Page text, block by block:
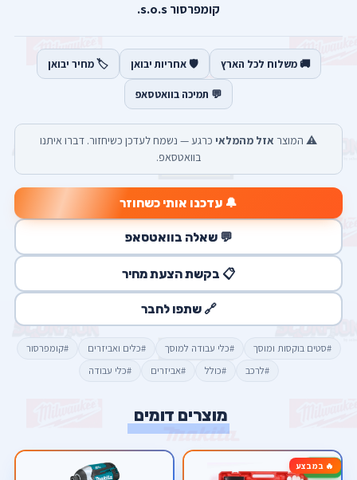
קומפרסור s.o.s.
🚚 משלוח לכל הארץ 🛡️ אחריות יבואן 🏷️ מחיר יבואן
💬 תמיכה בוואטסאפ
⚠️ המוצר אזל מהמלאי כרגע — נשמח לעדכן כשיחזור. דברו איתנו
בוואטסאפ.
🔔 עדכנו אותי כשחוזר
💬 שאלה בוואטסאפ
📋 בקשת הצעת מחיר
🔗 שתפו לחבר
#סטים בוקסות ומוסך #כלי עבודה למוסך #כלים ואביזרים
#קומפרסור
#לרכב
#כולל #אביזרים #כלי עבודה
מוצרים דומים
🔥 במבצע-11%